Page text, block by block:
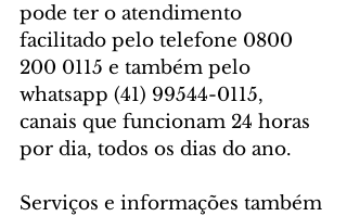
pode ter o atendimento
facilitado pelo telefone 0800
200 0115 e também pelo
whatsapp (41) 99544-0115,
canais que funcionam 24 horas
por dia, todos os dias do ano.
Serviços e informações também